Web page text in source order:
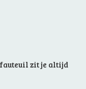
zit je altijd